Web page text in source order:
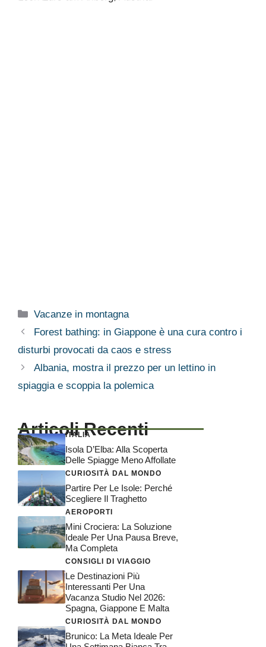
Categorie
Vacanze in montagna
Forest bathing: in Giappone è una cura contro i
disturbi provocati da caos e stress
Albania, mostra il prezzo per un lettino in
spiaggia e scoppia la polemica
Articoli Recenti
ITALIA
Isola D’Elba: Alla Scoperta
Delle Spiagge Meno Affollate
CURIOSITÀ DAL MONDO
Partire Per Le Isole: Perché
Scegliere Il Traghetto
AEROPORTI
Mini Crociera: La Soluzione
Ideale Per Una Pausa Breve,
Ma Completa
CONSIGLI DI VIAGGIO
Le Destinazioni Più
Interessanti Per Una
Vacanza Studio Nel 2026:
Spagna, Giappone E Malta
CURIOSITÀ DAL MONDO
Brunico: La Meta Ideale Per